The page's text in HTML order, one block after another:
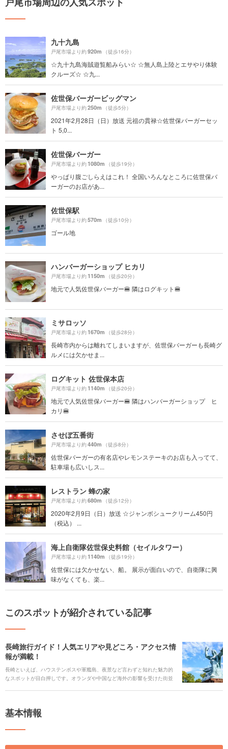
九十九島
戸尾市場より約920m （徒歩16分）
☆九十九島海賊遊覧船みらい☆ ☆無人島上陸とエサやり体験
クルーズ☆ ☆九...
佐世保バーガービッグマン
戸尾市場より約250m （徒歩5分）
2021年2月28日（日）放送 元祖の貫禄☆佐世保バーガーセッ
ト 5,0...
佐世保バーガー
戸尾市場より約1080m （徒歩19分）
やっぱり腹ごしらえはこれ！ 全国いろんなところに佐世保バ
ーガーのお店があ...
佐世保駅
戸尾市場より約570m （徒歩10分）
ゴール地
ハンバーガーショップ ヒカリ
戸尾市場より約1150m （徒歩20分）
地元で人気佐世保バーガー🍔 隣はログキット🍔
ミサロッソ
戸尾市場より約1670m （徒歩28分）
長崎市内からは離れてしまいますが、佐世保バーガーも長崎グ
ルメには欠かせま...
ログキット 佐世保本店
戸尾市場より約1140m （徒歩20分）
地元で人気佐世保バーガー🍔 隣はハンバーガーショップ ヒ
カリ🍔
させぼ五番街
戸尾市場より約440m （徒歩8分）
佐世保バーガーの有名店やレモンステーキのお店も入ってて、
駐車場も広いしス...
レストラン 蜂の家
戸尾市場より約680m （徒歩12分）
2020年2月9日（日）放送 ☆ジャンボシュークリーム450円
（税込） ...
海上自衛隊佐世保史料館（セイルタワー）
戸尾市場より約1140m （徒歩19分）
佐世保には欠かせない、船。 展示が面白いので、自衛隊に興
味がなくても、楽...
このスポットが紹介されている記事
長崎旅行ガイド！人気エリアや見どころ・アクセス情
報が満載！
長崎といえば、ハウステンボスや軍艦島、夜景など言わずと知れた魅力的
なスポットが目白押しです。オランダや中国など海外の影響を受けた街並
ぷりの長崎をご紹介します。
基本情報